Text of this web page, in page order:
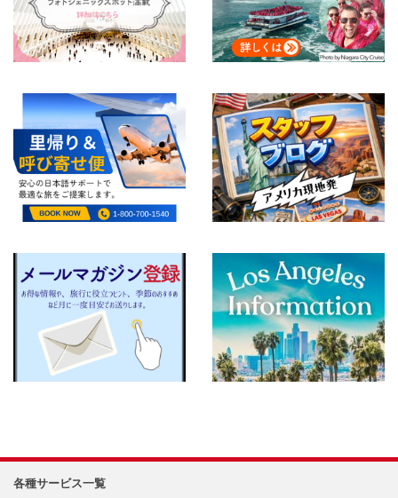
各種サービス一覧